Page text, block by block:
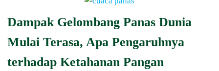
Keluarga
Indonesia
Dampak Gelombang Panas Dunia
Mulai Terasa, Apa Pengaruhnya
terhadap Ketahanan Pangan